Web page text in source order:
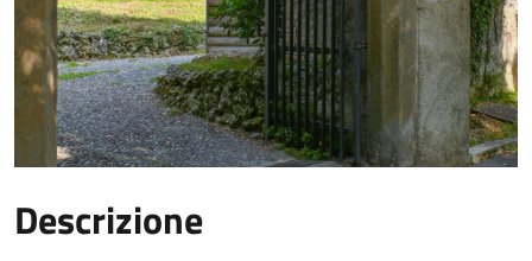
Descrizione